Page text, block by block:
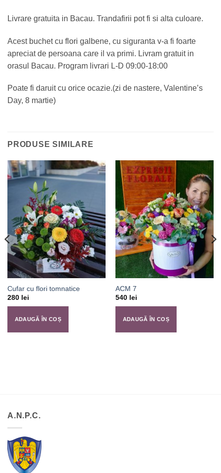
Livrare gratuita in Bacau. Trandafirii pot fi si alta culoare.
Acest buchet cu flori galbene, cu siguranta v-a fi foarte
apreciat de persoana care il va primi. Livram gratuit in
orasul Bacau. Program livrari L-D 09:00-18:00
Poate fi daruit cu orice ocazie.(zi de nastere, Valentine’s
Day, 8 martie)
PRODUSE SIMILARE
Cufar cu flori tomnatice
280 lei
ADAUGĂ ÎN COȘ
ACM 7
540 lei
ADAUGĂ ÎN COȘ
A.N.P.C.